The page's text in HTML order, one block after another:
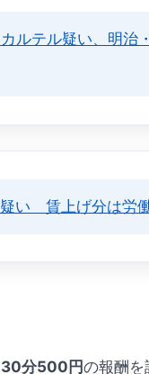
ルテル疑い、明治
い 賃上げ分は労
30分500円の報酬を